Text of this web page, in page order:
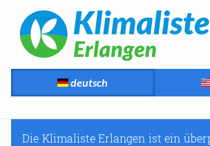
deutsch
Die Kli­ma­lis­te Er­lan­gen ist ein